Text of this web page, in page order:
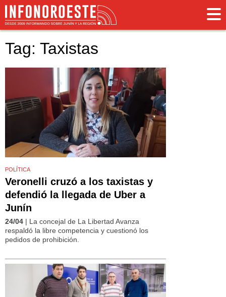
Tag: Taxistas
POLÍTICA
Veronelli cruzó a los taxistas y
defendió la llegada de Uber a
Junín
24/04 | La concejal de La Libertad Avanza
respaldó la libre competencia y cuestionó los
pedidos de prohibición.